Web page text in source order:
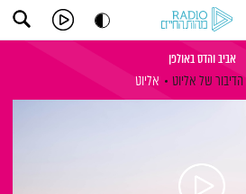
אביב והדס באולפן
הדיבור של אליוט אליוט